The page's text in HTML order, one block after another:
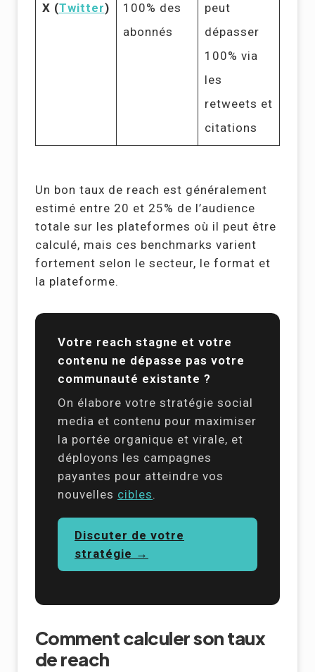
X (Twitter)
100% des
abonnés
peut
dépasser
100% via
les
retweets et
citations
Un bon taux de reach est généralement
estimé entre 20 et 25% de l’audience
totale sur les plateformes où il peut être
calculé, mais ces benchmarks varient
fortement selon le secteur, le format et
la plateforme.
Votre reach stagne et votre
contenu ne dépasse pas votre
communauté existante ?
On élabore votre stratégie social
media et contenu pour maximiser
la portée organique et virale, et
déployons les campagnes
payantes pour atteindre vos
nouvelles cibles.
Discuter de votre
stratégie →
Comment calculer son taux
de reach